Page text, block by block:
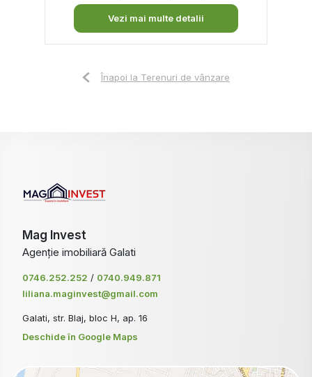
Vezi mai multe detalii
Înapoi la Terenuri de vânzare
Mag Invest
Agenție imobiliară Galati
0746.252.252 / 0740.949.871
liliana.maginvest@gmail.com
Galati, str. Blaj, bloc H, ap. 16
Deschide în Google Maps